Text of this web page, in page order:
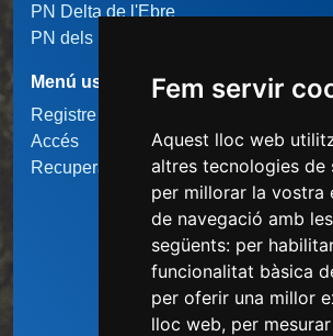
Fem servir
Aquest lloc web
altres tecnologies de
per millorar la vostra
de navegació amb
següents: per
funcionalitat bàsica
per oferir una millor
lloc web, per
PN Delta de l'Ebre
PN dels Ports
Menú usuari
Registre usuari
Accés
Recupera la contrasenya